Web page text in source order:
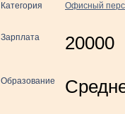
Категория Офисный
Зарплата 20000
Образование